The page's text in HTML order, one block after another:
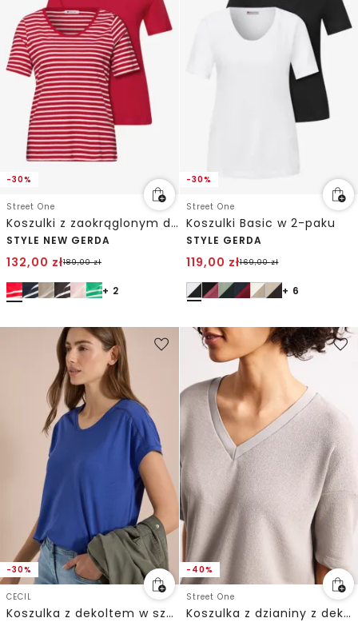
-30%
Street One
Koszulki z zaokrąglonym dekoltem w szpic w opakowaniu po 2 szt.
STYLE NEW GERDA
132,00 zł189,00zł
+ 2
-30%
Street One
Koszulki Basic w 2-paku
STYLE GERDA
119,00 zł169,00zł
+ 6
-30%
CECIL
Koszulka z dekoltem w szpic i koronkowymi detalami
-40%
Street One
Koszulka z dzianiny z dekoltem w szpic